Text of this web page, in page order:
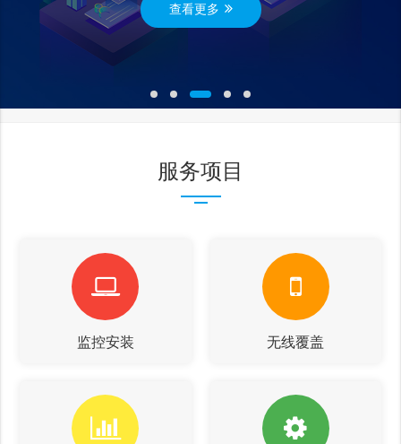
查看更多
服务项目
监控安装 无线覆盖